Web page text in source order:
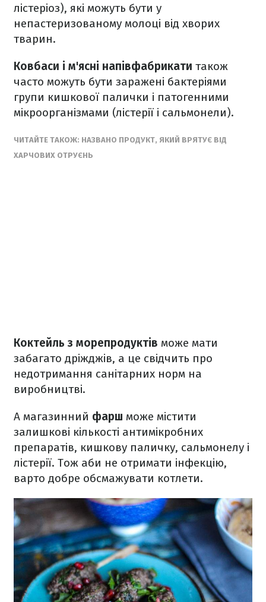
лістеріоз), які можуть бути у
непастеризованому молоці від хворих
тварин.
Ковбаси і м'ясні напівфабрикати також
часто можуть бути заражені бактеріями
групи кишкової палички і патогенними
мікроорганізмами (лістерії і сальмонели).
ЧИТАЙТЕ ТАКОЖ: НАЗВАНО ПРОДУКТ, ЯКИЙ ВРЯТУЄ ВІД
ХАРЧОВИХ ОТРУЄНЬ
Коктейль з морепродуктів може мати
забагато дріжджів, а це свідчить про
недотримання санітарних норм на
виробництві.
А магазинний фарш може містити
залишкові кількості антимікробних
препаратів, кишкову паличку, сальмонелу і
лістерії. Тож аби не отримати інфекцію,
варто добре обсмажувати котлети.